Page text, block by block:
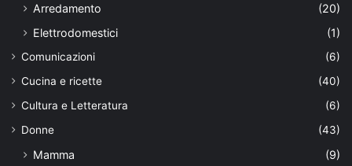
Arredamento
(20)
Elettrodomestici
(1)
Comunicazioni
(6)
Cucina e ricette
(40)
Cultura e Letteratura
(6)
Donne
(43)
Mamma (9)